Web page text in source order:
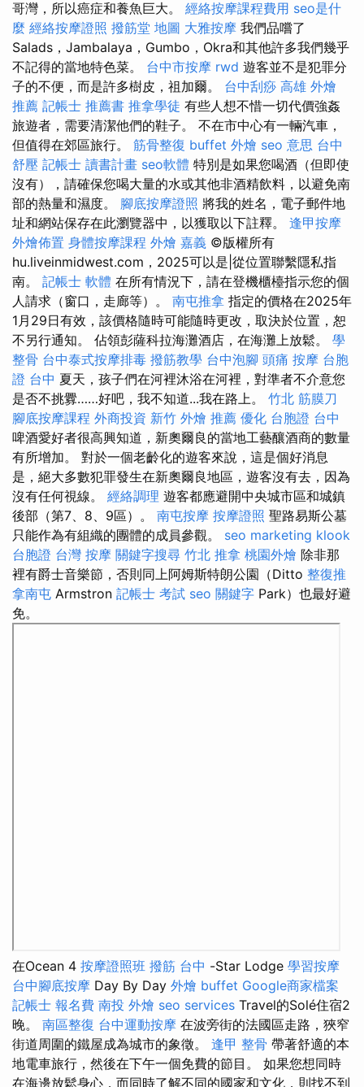
哥灣，所以癌症和養魚巨大。 經絡按摩課程費用 seo是什
麼 經絡按摩證照 撥筋堂 地圖 大雅按摩 我們品嚐了
Salads，Jambalaya，Gumbo，Okra和其他許多我們幾乎
不記得的當地特色菜。 台中市按摩 rwd 遊客並不是犯罪分
子的不便，而是許多樹皮，祖加爾。 台中刮痧 高雄 外燴
推薦 記帳士 推薦書 推拿學徒 有些人想不惜一切代價強姦
旅遊者，需要清潔他們的鞋子。 不在市中心有一輛汽車，
但值得在郊區旅行。 筋骨整復 buffet 外燴 seo 意思 台中
舒壓 記帳士 讀書計畫 seo軟體 特別是如果您喝酒（但即使
沒有），請確保您喝大量的水或其他非酒精飲料，以避免南
部的熱量和濕度。 腳底按摩證照 將我的姓名，電子郵件地
址和網站保存在此瀏覽器中，以獲取以下註釋。 逢甲按摩
外燴佈置 身體按摩課程 外燴 嘉義 ©版權所有
hu.liveinmidwest.com，2025可以是|從位置聯繫隱私指
南。 記帳士 軟體 在所有情況下，請在登機櫃檯指示您的個
人請求（窗口，走廊等）。 南屯推拿 指定的價格在2025年
1月29日有效，該價格隨時可能隨時更改，取決於位置，恕
不另行通知。 佔領彭薩科拉海灘酒店，在海灘上放鬆。 學
整骨 台中泰式按摩排毒 撥筋教學 台中泡腳 頭痛 按摩 台胞
證 台中 夏天，孩子們在河裡沐浴在河裡，對準者不介意您
是否不挑釁……好吧，我不知道...我在路上。 竹北 筋膜刀
腳底按摩課程 外商投資 新竹 外燴 推薦 優化 台胞證 台中
啤酒愛好者很高興知道，新奧爾良的當地工藝釀酒商的數量
有所增加。 對於一個老齡化的遊客來說，這是個好消息
是，絕大多數犯罪發生在新奧爾良地區，遊客沒有去，因為
沒有任何視線。 經絡調理 遊客都應避開中央城市區和城鎮
後部（第7、8、9區）。 南屯按摩 按摩證照 聖路易斯公墓
只能作為有組織的團體的成員參觀。 seo marketing klook
台胞證 台灣 按摩 關鍵字搜尋 竹北 推拿 桃園外燴 除非那
裡有爵士音樂節，否則同上阿姆斯特朗公園（Ditto 整復推
拿南屯 Armstron 記帳士 考試 seo 關鍵字 Park）也最好避
免。
在Ocean 4 按摩證照班 撥筋 台中 -Star Lodge 學習按摩
台中腳底按摩 Day By Day 外燴 buffet Google商家檔案
記帳士 報名費 南投 外燴 seo services Travel的Solé住宿2
晚。 南區整復 台中運動按摩 在波旁街的法國區走路，狹窄
街道周圍的鐵屋成為城市的象徵。 逢甲 整骨 帶著舒適的本
地電車旅行，然後在下午一個免費的節目。 如果您想同時
在海邊放鬆身心，而同時了解不同的國家和文化，則找不到